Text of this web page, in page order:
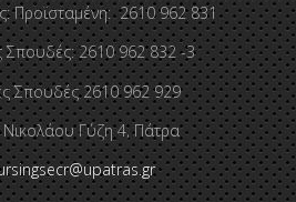
Προϊσταμένη: 2610 962 831
Σπουδές: 2610 962 832 -3
Σπουδές 2610 962 929
Γύζη 4, Πάτρα